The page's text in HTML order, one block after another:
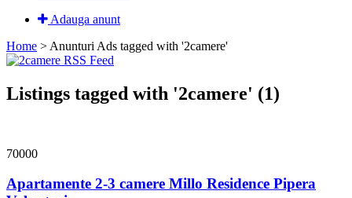
Adauga anunt
Home > Anunturi Ads tagged with '2camere'
Listings tagged with '2camere' (1)
70000
Apartamente 2-3 camere Millo Residence Pipera